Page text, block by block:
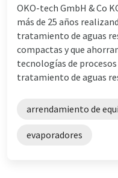
OKO-tech GmbH & Co
más de 25 años
tratamiento de aguas
compactas y que
tecnologías de
tratamiento de aguas
arrendamiento de
evaporadores